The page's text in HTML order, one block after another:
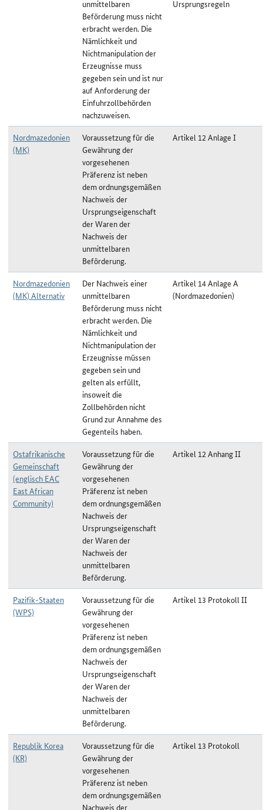
unmittelbaren
Beförderung muss nicht
erbracht werden. Die
Nämlichkeit und
Nichtmanipulation der
Erzeugnisse muss
gegeben sein und ist nur
auf Anforderung der
Einfuhrzollbehörden
nachzuweisen.
Ursprungsregeln
Nordmazedonien
(MK)
Voraussetzung für die
Gewährung der
vorgesehenen
Präferenz ist neben
dem ordnungsgemäßen
Nachweis der
Ursprungseigenschaft
der Waren der
Nachweis der
unmittelbaren
Beförderung.
Artikel 12 Anlage I
Nordmazedonien
(MK) Alternativ
Der Nachweis einer
unmittelbaren
Beförderung muss nicht
erbracht werden. Die
Nämlichkeit und
Nichtmanipulation der
Erzeugnisse müssen
gegeben sein und
gelten als erfüllt,
insoweit die
Zollbehörden nicht
Grund zur Annahme des
Gegenteils haben.
Artikel 14 Anlage A
(Nordmazedonien)
Ostafrikanische
Gemeinschaft
(englisch EAC
East African
Community)
Voraussetzung für die
Gewährung der
vorgesehenen
Präferenz ist neben
dem ordnungsgemäßen
Nachweis der
Ursprungseigenschaft
der Waren der
Nachweis der
unmittelbaren
Beförderung.
Artikel 12 Anhang II
Pazifik-Staaten
(WPS)
Voraussetzung für die
Gewährung der
vorgesehenen
Präferenz ist neben
dem ordnungsgemäßen
Nachweis der
Ursprungseigenschaft
der Waren der
Nachweis der
unmittelbaren
Beförderung.
Artikel 13 Protokoll II
Republik Korea
(KR)
Voraussetzung für die
Gewährung der
vorgesehenen
Präferenz ist neben
dem ordnungsgemäßen
Nachweis der
Artikel 13 Protokoll